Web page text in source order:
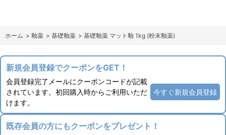
ホーム > 釉薬 > 基礎釉薬 > 基礎釉薬 マット釉 1kg (粉末釉薬)
新規会員登録でクーポンをGET！
会員登録完了メールにクーポンコードが記載
されています。初回購入時からご利用いただ
けます。
今すぐ新規会員登録
既存会員の方にもクーポンをプレゼント！